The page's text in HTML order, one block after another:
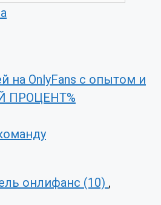
на OnlyFans с опытом и
ПРОЦЕНТ%
онлифанс (10) ,